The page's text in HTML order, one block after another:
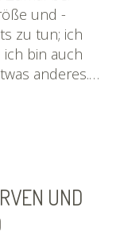
und -
zu tun; ich
bin auch
anderes.…
UND